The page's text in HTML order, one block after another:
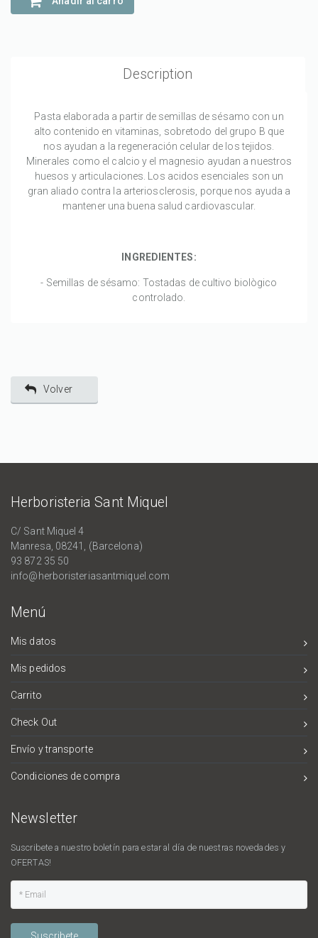
Description
Pasta elaborada a partir de semillas de sésamo con un
alto contenido en vitaminas, sobretodo del grupo B que
nos ayudan a la regeneración celular de los tejidos.
Minerales como el calcio y el magnesio ayudan a nuestros
huesos y articulaciones. Los acidos esenciales son un
gran aliado contra la arteriosclerosis, porque nos ayuda a
mantener una buena salud cardiovascular.
INGREDIENTES:
- Semillas de sésamo: Tostadas de cultivo biològico
controlado.
Volver
Herboristeria Sant Miquel
C/ Sant Miquel 4
Manresa, 08241, (Barcelona)
93 872 35 50
info@herboristeriasantmiquel.com
Menú
Mis datos
Mis pedidos
Carrito
Check Out
Envío y transporte
Condiciones de compra
Newsletter
Suscribete a nuestro boletín para estar al día de nuestras novedades y
OFERTAS!
Suscribete